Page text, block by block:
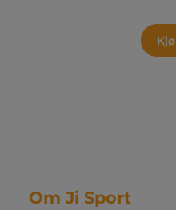
profesjonelle
holdbarhet i
konstruert for å tåle
både nybegynnere og
Om Ji Sport